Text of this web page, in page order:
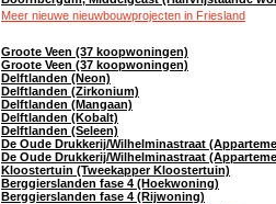
Meer nieuwe nieuwbouwprojecten in Friesland
Groote Veen (37 koopwoningen)
Groote Veen (37 koopwoningen)
Delftlanden (Neon)
Delftlanden (Zirkonium)
Delftlanden (Mangaan)
Delftlanden (Kobalt)
Delftlanden (Seleen)
De Oude Drukkerij/Wilhelminastraat
De Oude Drukkerij/Wilhelminastraat
Kloostertuin (Tweekapper Kloostertuin)
Berggierslanden fase 4 (Hoekwoning)
Berggierslanden fase 4 (Rijwoning)